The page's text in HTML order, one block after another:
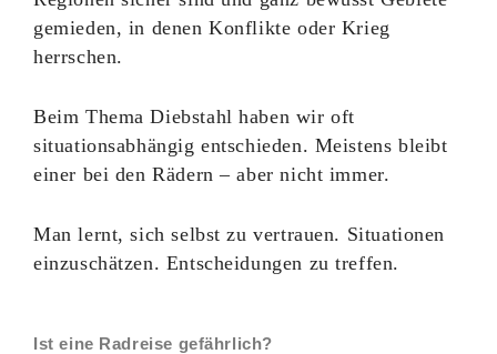
gemieden, in denen Konflikte oder Krieg
herrschen.
Beim Thema Diebstahl haben wir oft
situationsabhängig entschieden. Meistens bleibt
einer bei den Rädern – aber nicht immer.
Man lernt, sich selbst zu vertrauen. Situationen
einzuschätzen. Entscheidungen zu treffen.
Ist eine Radreise gefährlich?